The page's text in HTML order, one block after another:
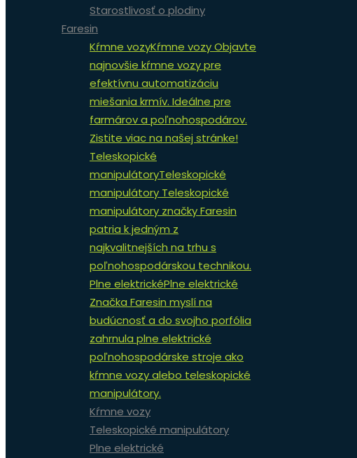
Starostlivosť o plodiny
Faresin
Kŕmne vozyKŕmne vozy Objavte
najnovšie kŕmne vozy pre
efektívnu automatizáciu
miešania krmív. Ideálne pre
farmárov a poľnohospodárov.
Zistite viac na našej stránke!
Teleskopické
manipulátoryTeleskopické
manipulátory Teleskopické
manipulátory značky Faresin
patria k jedným z
najkvalitnejších na trhu s
poľnohospodárskou technikou.
Plne elektrickéPlne elektrické
Značka Faresin myslí na
budúcnosť a do svojho porfólia
zahrnula plne elektrické
poľnohospodárske stroje ako
kŕmne vozy alebo teleskopické
manipulátory.
Kŕmne vozy
Teleskopické manipulátory
Plne elektrické